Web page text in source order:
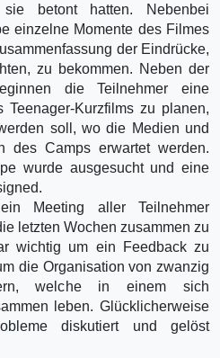
sie betont hatten. Nebenbei
einzelne Momente des Filmes
der Eindrücke,
zu bekommen. Neben der
die Teilnehmer eine
Teenager-Kurzfilms zu planen,
soll, wo die Medien und
des Camps erwartet werden.
wurde ausgesucht und eine
Meeting aller Teilnehmer
letzten Wochen zusammen zu
wichtig um ein Feedback zu
die Organisation von zwanzig
welche in einem sich
leben. Glücklicherweise
diskutiert und gelöst